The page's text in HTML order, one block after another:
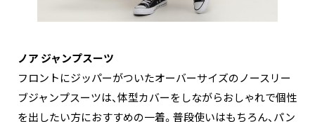
ノア ジャンプスーツ
フロントにジッパーがついたオーバーサイズのノースリー
ブジャンプスーツは、体型カバーをしながらおしゃれで個性
を出したい方におすすめの一着。普段使いはもちろん、パン